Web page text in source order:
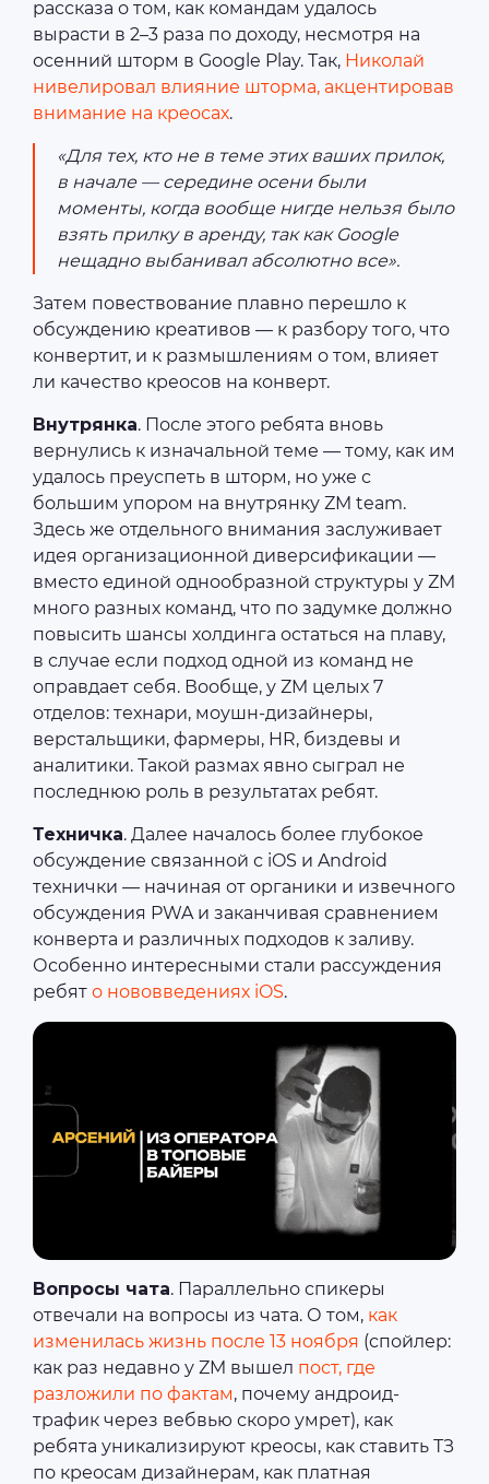
рассказа о том, как командам удалось
вырасти в 2–3 раза по доходу, несмотря на
осенний шторм в Google Play. Так, Николай
нивелировал влияние шторма, акцентировав
внимание на креосах.
«Для тех, кто не в теме этих ваших прилок,
в начале — середине осени были
моменты, когда вообще нигде нельзя было
взять прилку в аренду, так как Google
нещадно выбанивал абсолютно все».
Затем повествование плавно перешло к
обсуждению креативов — к разбору того, что
конвертит, и к размышлениям о том, влияет
ли качество креосов на конверт.
Внутрянка. После этого ребята вновь
вернулись к изначальной теме — тому, как им
удалось преуспеть в шторм, но уже с
большим упором на внутрянку ZM team.
Здесь же отдельного внимания заслуживает
идея организационной диверсификации —
вместо единой однообразной структуры у ZM
много разных команд, что по задумке должно
повысить шансы холдинга остаться на плаву,
в случае если подход одной из команд не
оправдает себя. Вообще, у ZM целых 7
отделов: технари, моушн-дизайнеры,
верстальщики, фармеры, HR, биздевы и
аналитики. Такой размах явно сыграл не
последнюю роль в результатах ребят.
Техничка. Далее началось более глубокое
обсуждение связанной с iOS и Android
технички — начиная от органики и извечного
обсуждения PWA и заканчивая сравнением
конверта и различных подходов к заливу.
Особенно интересными стали рассуждения
ребят о нововведениях iOS.
Вопросы чата. Параллельно спикеры
отвечали на вопросы из чата. О том, как
изменилась жизнь после 13 ноября (спойлер:
как раз недавно у ZM вышел пост, где
разложили по фактам, почему андроид-
трафик через вебвью скоро умрет), как
ребята уникализируют креосы, как ставить ТЗ
по креосам дизайнерам, как платная